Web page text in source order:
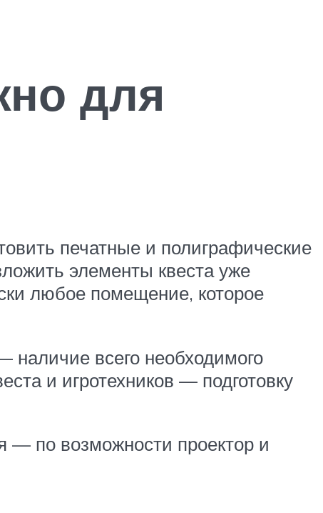
для
печатные и полиграфические
элементы квеста уже
любое помещение, которое
всего необходимого
и игротехников — подготовку
— по возможности проектор и